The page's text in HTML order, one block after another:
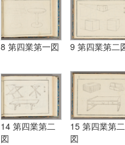
8 第四業第一図 9 第四業第二
14 第四業第二
図
15 第四業第二
図